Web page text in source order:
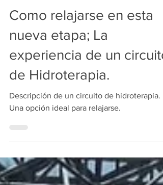
Como relajarse en esta
nueva etapa; La
experiencia de un circuito
de Hidroterapia.
Descripción de un circuito de hidroterapia.